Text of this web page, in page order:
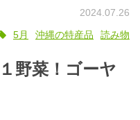
2024.07.26
5月
沖縄の特産品 読み物
野菜！ゴーヤ